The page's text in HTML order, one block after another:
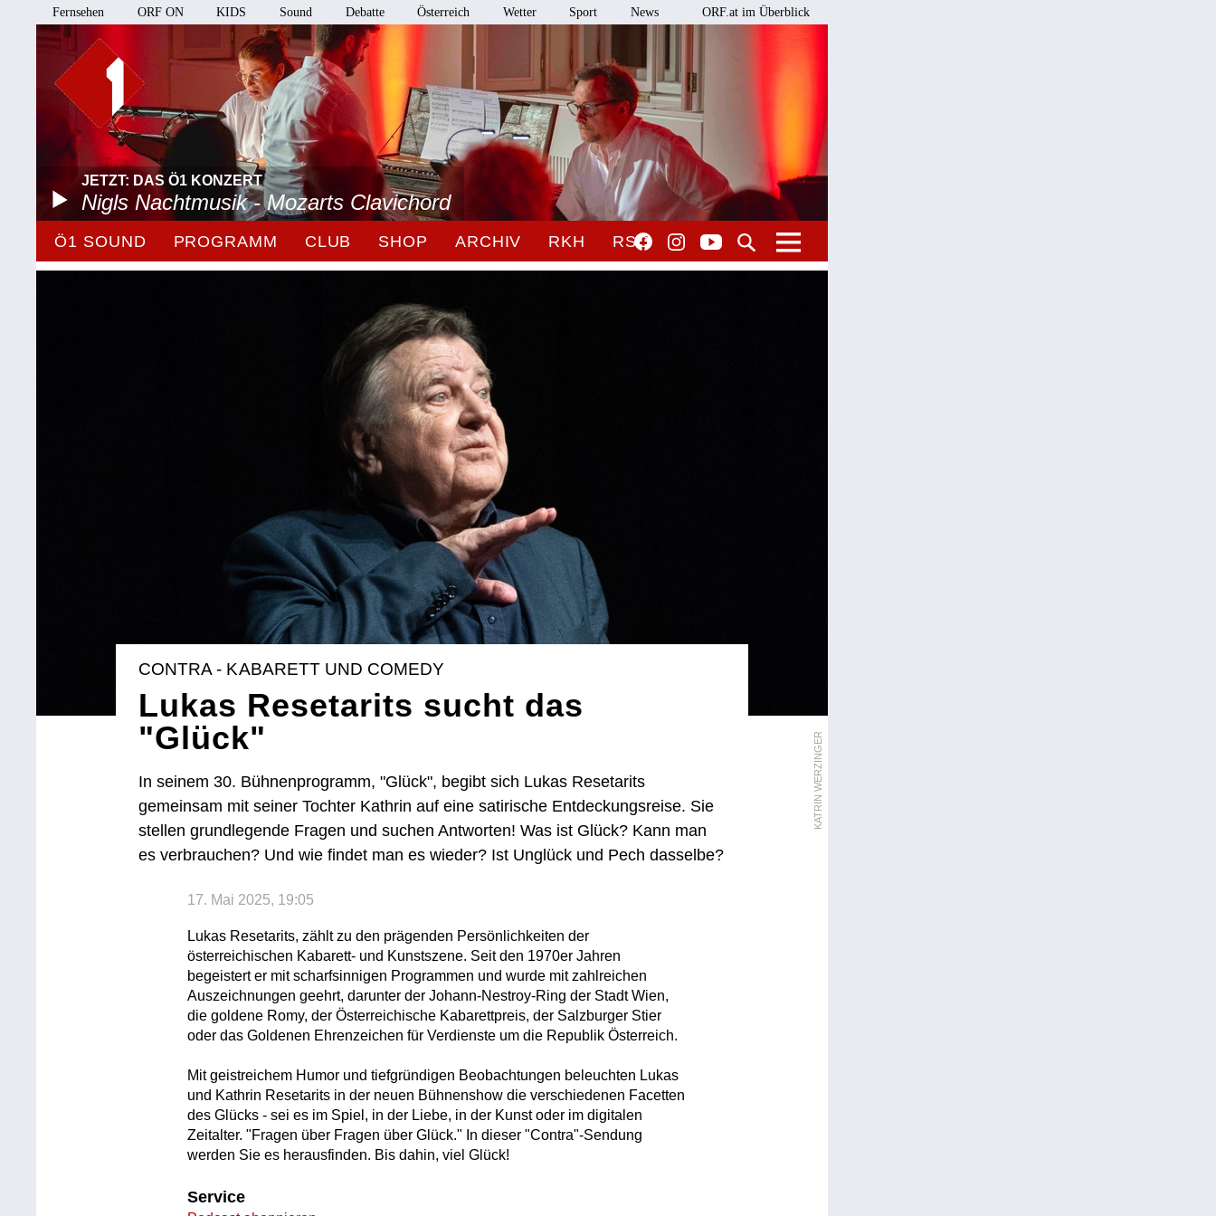
Fernsehen ORF ON KIDS Sound Debatte Österreich Wetter Sport News ORF.at im Überblick
JETZT: DAS Ö1 KONZERT
Nigls Nachtmusik - Mozarts Clavichord
Ö1 SOUND PROGRAMM CLUB SHOP ARCHIV RKH RSO
KATRIN WERZINGER
CONTRA - KABARETT UND COMEDY
Lukas Resetarits sucht das
"Glück"
In seinem 30. Bühnenprogramm, "Glück", begibt sich Lukas Resetarits
gemeinsam mit seiner Tochter Kathrin auf eine satirische Entdeckungsreise. Sie
stellen grundlegende Fragen und suchen Antworten! Was ist Glück? Kann man
es verbrauchen? Und wie findet man es wieder? Ist Unglück und Pech dasselbe?
17. Mai 2025, 19:05
Lukas Resetarits, zählt zu den prägenden Persönlichkeiten der
österreichischen Kabarett- und Kunstszene. Seit den 1970er Jahren
begeistert er mit scharfsinnigen Programmen und wurde mit zahlreichen
Auszeichnungen geehrt, darunter der Johann-Nestroy-Ring der Stadt Wien,
die goldene Romy, der Österreichische Kabarettpreis, der Salzburger Stier
oder das Goldenen Ehrenzeichen für Verdienste um die Republik Österreich.
Mit geistreichem Humor und tiefgründigen Beobachtungen beleuchten Lukas
und Kathrin Resetarits in der neuen Bühnenshow die verschiedenen Facetten
des Glücks - sei es im Spiel, in der Liebe, in der Kunst oder im digitalen
Zeitalter. "Fragen über Fragen über Glück." In dieser "Contra"-Sendung
werden Sie es herausfinden. Bis dahin, viel Glück!
Service